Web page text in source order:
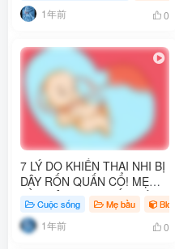
1年前 0
7 LÝ DO KHIẾN THAI NHI BỊ
DÂY RỐN QUẤN CỔ! MẸ
BẦU NÊN HẠN CHẾ NHÉ
Cuộc sống Mẹ bầu Blog
1年前 0